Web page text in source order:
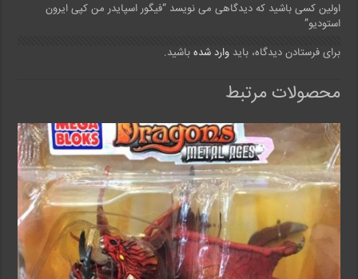
اولین کسی باشید که دیدگاهی می نویسد “فیگور اسپایدر من کپی ایرون
استودیو”
برای فرستادن دیدگاه، بایدوارد شده باشید.
محصولات مرتبط